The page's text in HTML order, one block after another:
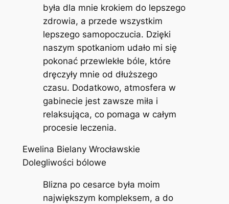
była dla mnie krokiem do lepszego
zdrowia, a przede wszystkim
lepszego samopoczucia. Dzięki
naszym spotkaniom udało mi się
pokonać przewlekłe bóle, które
dręczyły mnie od dłuższego
czasu. Dodatkowo, atmosfera w
gabinecie jest zawsze miła i
relaksująca, co pomaga w całym
procesie leczenia.
Ewelina Bielany Wrocławskie
Dolegliwości bólowe
Blizna po cesarce była moim
największym kompleksem, a do